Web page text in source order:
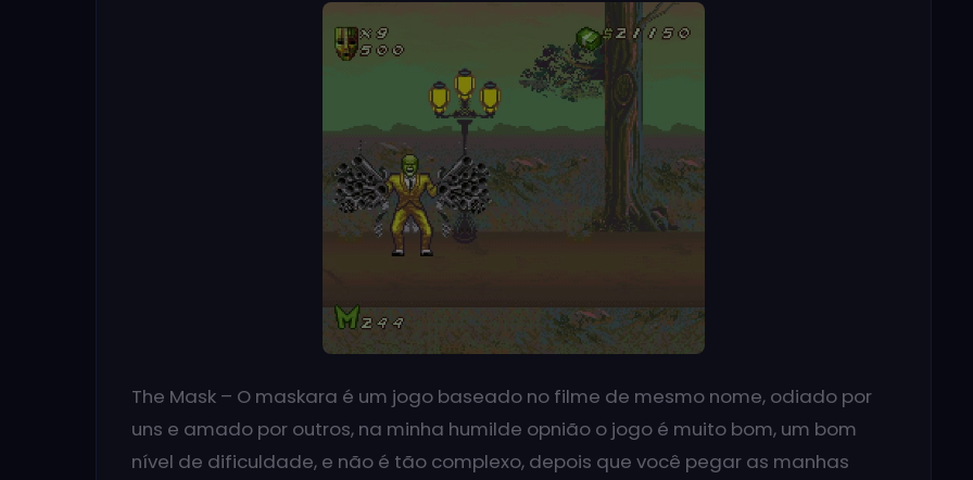
The Mask – O maskara é um jogo baseado no filme de mesmo nome, odiado por
uns e amado por outros, na minha humilde opnião o jogo é muito bom, um bom
nível de dificuldade, e não é tão complexo, depois que você pegar as manhas